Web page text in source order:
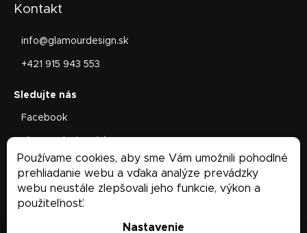
Používame cookies, aby sme Vám umožnili pohodlné
prehliadanie webu a vďaka analýze prevádzky
webu neustále zlepšovali jeho funkcie, výkon a
použiteľnosť.
Nastavenie
Kontakt
info@glamourdesign.sk
+421 915 943 553
Facebook
Facebook